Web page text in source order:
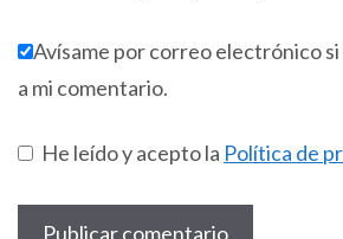
Avísame por correo electrónico
a mi comentario.
He leído y acepto la Política de